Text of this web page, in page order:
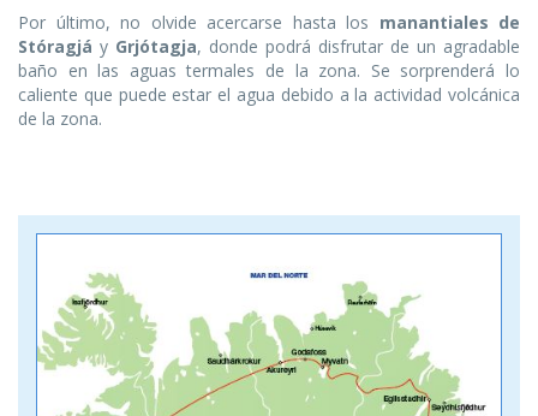
Por último, no olvide acercarse hasta los manantiales de
Stóragjá y Grjótagja, donde podrá disfrutar de un agradable
baño en las aguas termales de la zona. Se sorprenderá lo
caliente que puede estar el agua debido a la actividad volcánica
de la zona.